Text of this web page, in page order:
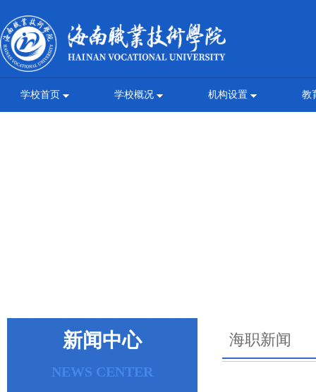
学校首页 学校概况 机构设置 教
新闻中心
NEWS CENTER
海职新闻